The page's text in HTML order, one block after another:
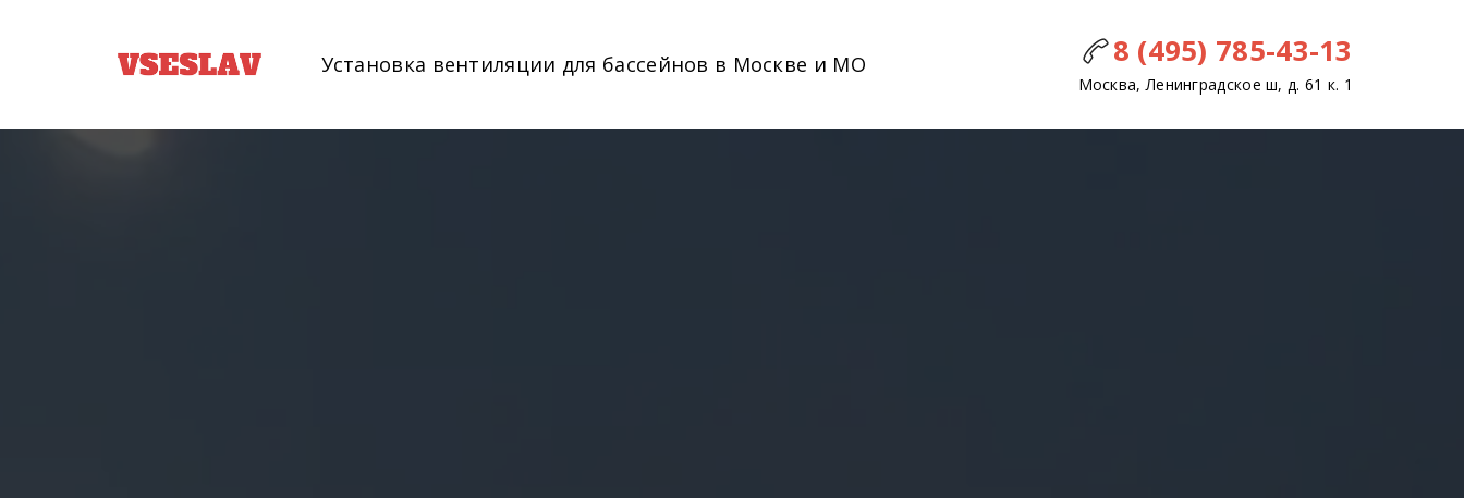
Установка вентиляции для бассейнов в Москве и МО 8 (495) 785-43-13
Москва, Ленинградское ш, д. 61 к. 1